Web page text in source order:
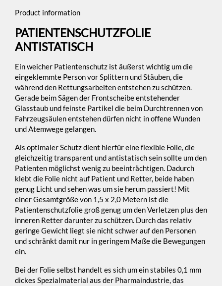
Product information
PATIENTENSCHUTZFOLIE
ANTISTATISCH
Ein weicher Patientenschutz ist äußerst wichtig um die
eingeklemmte Person vor Splittern und Stäuben, die
während den Rettungsarbeiten entstehen zu schützen.
Gerade beim Sägen der Frontscheibe entstehender
Glasstaub und feinste Partikel die beim Durchtrennen von
Fahrzeugsäulen entstehen dürfen nicht in offene Wunden
und Atemwege gelangen.
Als optimaler Schutz dient hierfür eine flexible Folie, die
gleichzeitig transparent und antistatisch sein sollte um den
Patienten möglichst wenig zu beeinträchtigen. Dadurch
klebt die Folie nicht auf Patient und Retter, beide haben
genug Licht und sehen was um sie herum passiert! Mit
einer Gesamtgröße von 1,5 x 2,0 Metern ist die
Patientenschutzfolie groß genug um den Verletzen plus den
inneren Retter darunter zu schützen. Durch das relativ
geringe Gewicht liegt sie nicht schwer auf den Personen
und schränkt damit nur in geringem Maße die Bewegungen
ein.
Bei der Folie selbst handelt es sich um ein stabiles 0,1 mm
dickes Spezialmaterial aus der Pharmaindustrie, das